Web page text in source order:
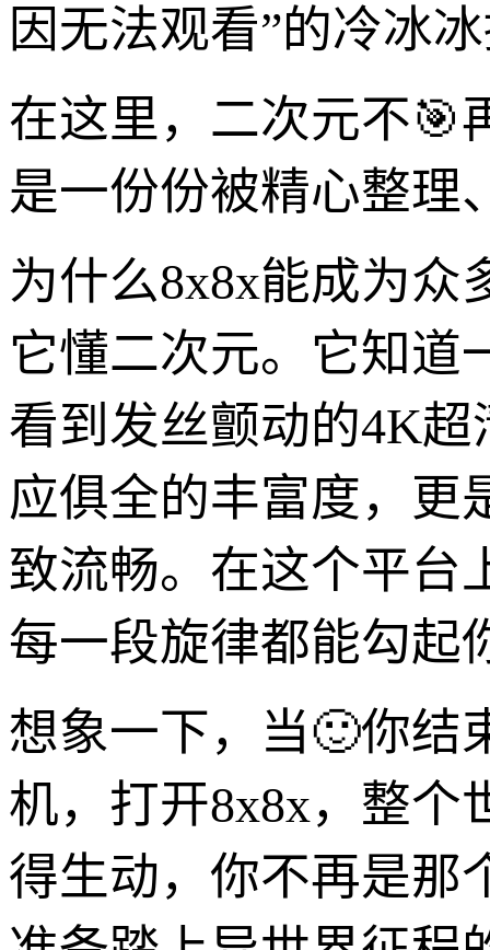
因无法观看”的冷冰
在这里，二次元不🎯
是一份份被精心整理
为什么8x8x能成为众
它懂二次元。它知道
看到发丝颤动的4K
应俱全的丰富度，更
致流畅。在这个平台
每一段旋律都能勾起
想象一下，当🙂你结
机，打开8x8x，整个
得生动，你不再是那